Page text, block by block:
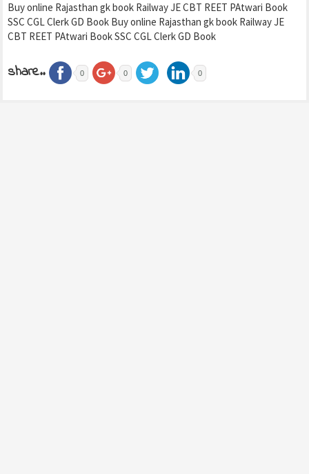
Buy online Rajasthan gk book Railway JE CBT REET PAtwari Book
SSC CGL Clerk GD Book Buy online Rajasthan gk book Railway JE
CBT REET PAtwari Book SSC CGL Clerk GD Book
share.. 0 0 0